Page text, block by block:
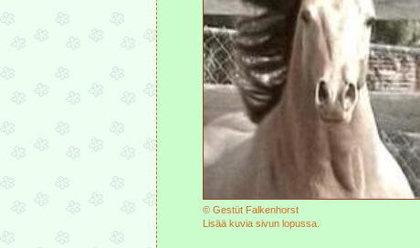
© Gestüt Falkenhorst
Lisää kuvia sivun lopussa.